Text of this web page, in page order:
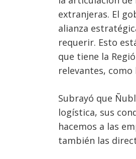
extranjeras. El
alianza
requerir. Esto
que tiene la
relevantes,
Subrayó que
logística, sus
hacemos a las
también las